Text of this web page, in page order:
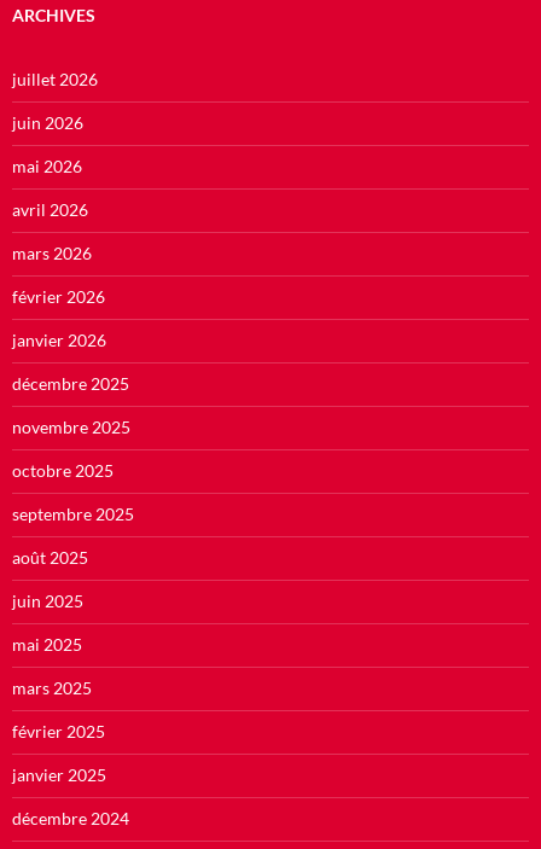
ARCHIVES
juillet 2026
juin 2026
mai 2026
avril 2026
mars 2026
février 2026
janvier 2026
décembre 2025
novembre 2025
octobre 2025
septembre 2025
août 2025
juin 2025
mai 2025
mars 2025
février 2025
janvier 2025
décembre 2024